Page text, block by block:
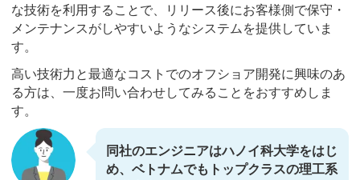
な技術を利用することで、リリース後にお客様側で保守・
メンテナンスがしやすいようなシステムを提供していま
す。
高い技術力と最適なコストでのオフショア開発に興味のあ
る方は、一度お問い合わせしてみることをおすすめしま
す。
同社のエンジニアはハノイ科大学をはじ
め、ベトナムでもトップクラスの理工系